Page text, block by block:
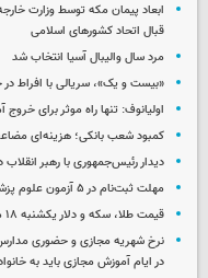
ابعاد پیمان مکه توسط وزارت
قبال اتحاد کشورهای اسلامی
مرد سال والیبال آسیا انتخاب شد
«بیست و یک»، سریالی با افراط
اولیانوف: تنها راه موثر برای
کمبود شعب بانکی؛ هزینه‌ای
دیدار رئیس‌جمهوری با رهبر
مهلت ثبت‌نام در ۵ آزمون علوم پزشکی دوباره تمدید شد
قیمت طلا، سکه و دلار یکشنبه ۱۸ مرداد ۱۴۰۵
نرخ شهریه مجازی و حضوری
در ایام آموزش مجازی باید به